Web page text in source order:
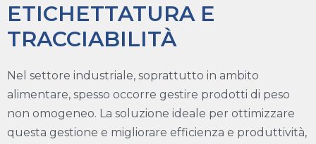
ETICHETTATURA E
TRACCIABILITÀ
Nel settore industriale, soprattutto in ambito
alimentare, spesso occorre gestire prodotti di peso
non omogeneo. La soluzione ideale per ottimizzare
questa gestione e migliorare efficienza e produttività,